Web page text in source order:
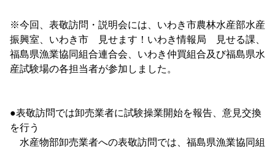
※今回、表敬訪問・説明会には、いわき市農林水産部水産
振興室、いわき市 見せます！いわき情報局 見せる課、
福島県漁業協同組合連合会、いわき仲買組合及び福島県水
産試験場の各担当者が参加しました。
●表敬訪問では卸売業者に試験操業開始を報告、意見交換
を行う
水産物部卸売業者への表敬訪問では、福島県漁業協同組